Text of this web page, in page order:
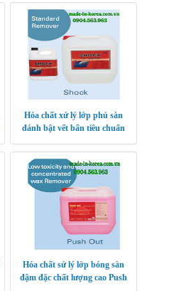
Hóa chất xử lý lớp phủ sàn
đánh bật vết bẩn tiêu chuẩn
Hóa chất sử lý lớp bóng sàn
đậm đặc chất lượng cao Push